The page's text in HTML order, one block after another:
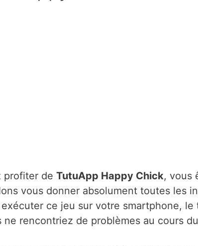
profiter de TutuApp Happy Chick, vous
vous donner absolument toutes les
ce jeu sur votre smartphone,
ne rencontriez de problèmes au cours